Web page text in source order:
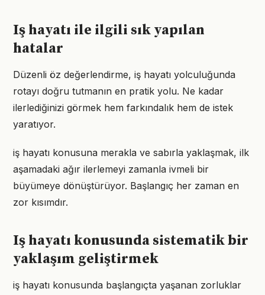
Iş hayatı ile ilgili sık yapılan
hatalar
Düzenli öz değerlendirme, iş hayatı yolculuğunda
rotayı doğru tutmanın en pratik yolu. Ne kadar
ilerlediğinizi görmek hem farkındalık hem de istek
yaratıyor.
iş hayatı konusuna merakla ve sabırla yaklaşmak, ilk
aşamadaki ağır ilerlemeyi zamanla ivmeli bir
büyümeye dönüştürüyor. Başlangıç her zaman en
zor kısımdır.
Iş hayatı konusunda sistematik bir
yaklaşım geliştirmek
iş hayatı konusunda başlangıçta yaşanan zorluklar